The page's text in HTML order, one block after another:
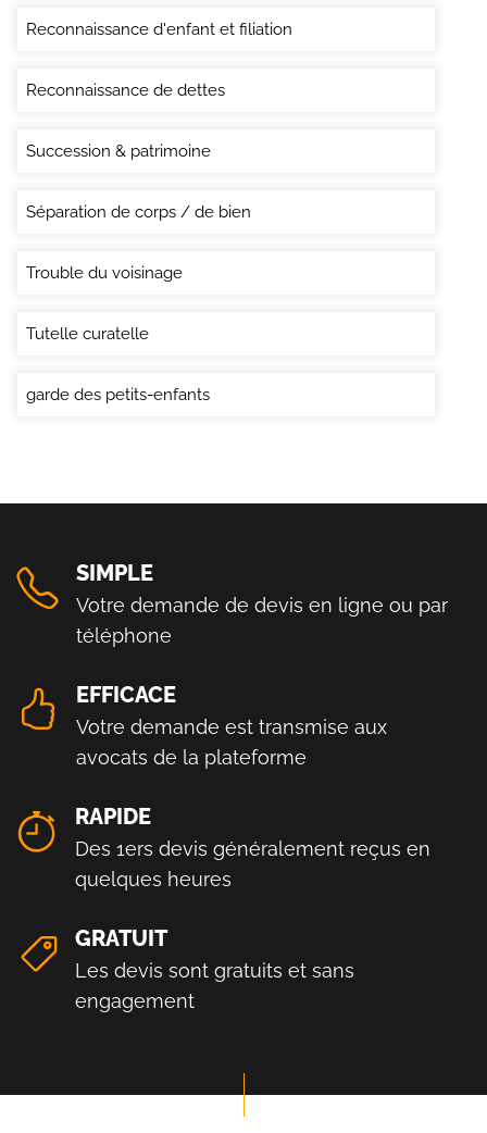
Reconnaissance d'enfant et filiation
Reconnaissance de dettes
Succession & patrimoine
Séparation de corps / de bien
Trouble du voisinage
Tutelle curatelle
garde des petits-enfants
SIMPLE
Votre demande de devis en ligne ou par
téléphone
EFFICACE
Votre demande est transmise aux
avocats de la plateforme
RAPIDE
Des 1ers devis généralement reçus en
quelques heures
GRATUIT
Les devis sont gratuits et sans
engagement